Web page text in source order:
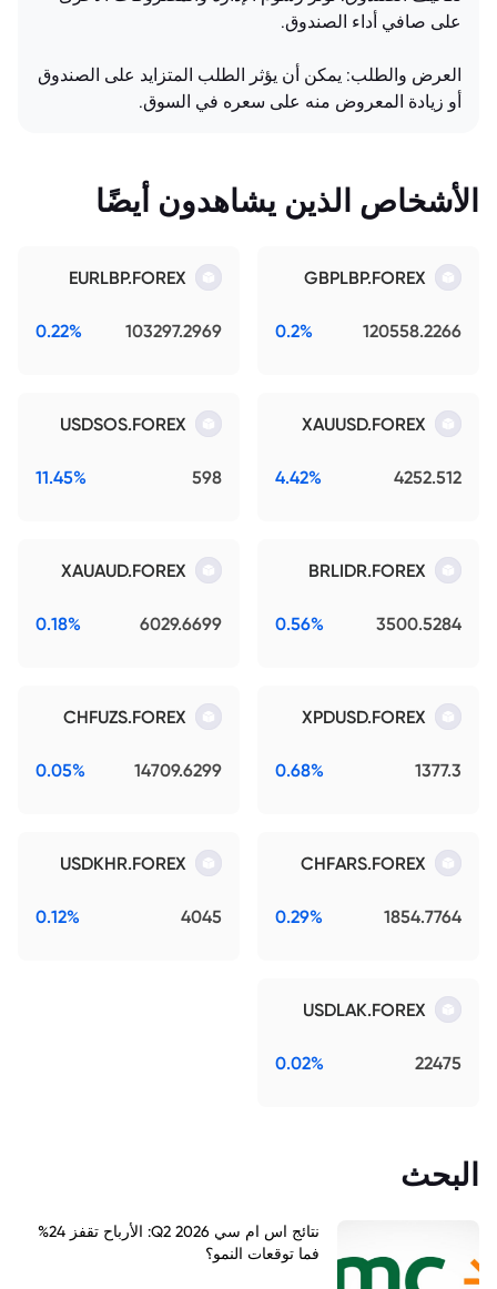
على صافي أداء الصندوق.
العرض والطلب: يمكن أن يؤثر الطلب المتزايد على الصندوق
أو زيادة المعروض منه على سعره في السوق.
الأشخاص الذين يشاهدون أيضًا
GBPLBP.FOREX
120558.2266
0.2%
EURLBP.FOREX
103297.2969
0.22%
XAUUSD.FOREX
4252.512
4.42%
USDSOS.FOREX
598
11.45%
BRLIDR.FOREX
3500.5284
0.56%
XAUAUD.FOREX
6029.6699
0.18%
XPDUSD.FOREX
1377.3
0.68%
CHFUZS.FOREX
14709.6299
0.05%
CHFARS.FOREX
1854.7764
0.29%
USDKHR.FOREX
4045
0.12%
USDLAK.FOREX
22475
0.02%
البحث
نتائج اس ام سي Q2 2026: الأرباح تقفز 24%
فما توقعات النمو؟